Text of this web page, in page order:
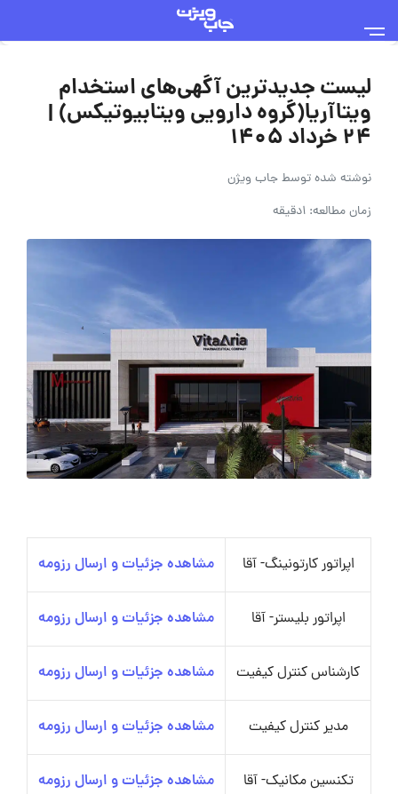
لیست جدیدترین آگهی‌های استخدام
ویتاآریا(گروه دارویی ویتابیوتیکس) |
۲۴ خرداد ۱۴۰۵
نوشته شده توسطجاب ویژن
زمان مطالعه: 1دقیقه
اپراتور کارتونینگ- آقا مشاهده جزئیات و ارسال رزومه
اپراتور بلیستر- آقا مشاهده جزئیات و ارسال رزومه
کارشناس کنترل کیفیت مشاهده جزئیات و ارسال رزومه
مدیر کنترل کیفیت مشاهده جزئیات و ارسال رزومه
تکنسین مکانیک- آقا مشاهده جزئیات و ارسال رزومه